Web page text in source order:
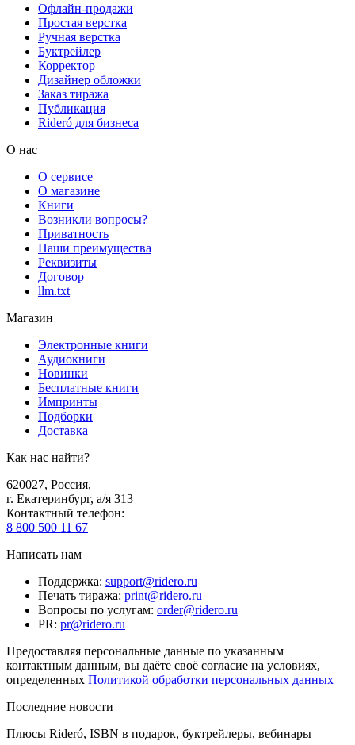
Офлайн-продажи
Простая верстка
Ручная верстка
Буктрейлер
Корректор
Дизайнер обложки
Заказ тиража
Публикация
Rideró для бизнеса
О нас
О сервисе
О магазине
Книги
Возникли вопросы?
Приватность
Наши преимущества
Реквизиты
Договор
llm.txt
Магазин
Электронные книги
Аудиокниги
Новинки
Бесплатные книги
Импринты
Подборки
Доставка
Как нас найти?
620027, Россия,
г. Екатеринбург, а/я 313
Контактный телефон:
8 800 500 11 67
Написать нам
Поддержка: support@ridero.ru
Печать тиража: print@ridero.ru
Вопросы по услугам: order@ridero.ru
PR: pr@ridero.ru
Предоставляя персональные данные по указанным
контактным данным, вы даёте своё согласие на условиях,
определенных Политикой обработки персональных данных
Последние новости
Плюсы Rideró, ISBN в подарок, буктрейлеры, вебинары